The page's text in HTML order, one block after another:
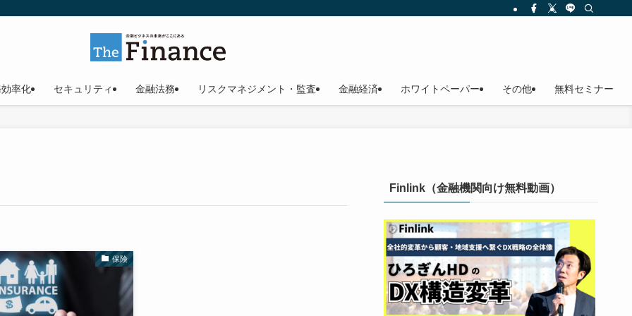
率化 セキュリティ 金融法務 リスクマネジメント・監査 金融経済 ホワイトペーパー その他 無料セミナー
保険
Finlink（金融機関向け無料動画）